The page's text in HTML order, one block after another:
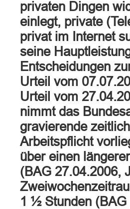
privaten Dingen
einlegt, private
privat im Internet
seine
Entscheidungen
Urteil vom
Urteil vom
nimmt das
gravierende
Arbeitspflicht
über einen
(BAG 27.04.2006,
1 ½ Stunden (BAG